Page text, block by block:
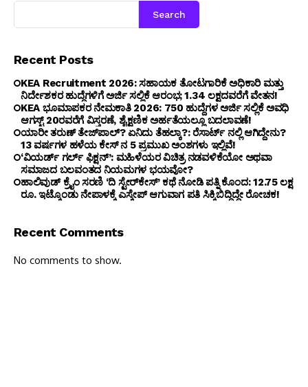
Search
Recent Posts
KEA Recruitment 2026: ಸಹಾಯಕ ತೋಟಗಾರಿಕೆ ಅಧಿಕಾರಿ ಮತ್ತು
ನಿರ್ದೇಶಕರ ಹುದ್ದೆಗಳಿಗೆ ಅರ್ಜಿ ಸಲ್ಲಿಕೆ ಆರಂಭ; ₹1.34 ಲಕ್ಷದವರೆಗೆ ವೇತನ!
KEA ಭೂಮಾಪಕರ ನೇಮಕಾತಿ 2026: 750 ಹುದ್ದೆಗಳ ಅರ್ಜಿ ಸಲ್ಲಿಕೆ ಅವಧಿ
ಆಗಸ್ಟ್ 20ರವರೆಗೆ ವಿಸ್ತರಣೆ, ಶೈಕ್ಷಣಿಕ ಅರ್ಹತೆಯಲ್ಲೂ ಬದಲಾವಣೆ!
ಯಾರೀ ತರುಣ್ ತೇಜ್‌ಪಾಲ್? ಏನಿದು ತೆಹಲ್ಕಾ?: ರೆಸಾರ್ಟ್ ನಲ್ಲಿ ಆಗಿದ್ದೇನು?
13 ವರ್ಷಗಳ ಹಳೆಯ ಕೇಸ್ ನ 5 ಪ್ರಮುಖ ಅಂಶಗಳು ಇಲ್ಲಿವೆ!
‘ವಿಯರ್ಡ್ ಗರ್ಲ್ ಫಿಕ್ಷನ್’: ಮಹಿಳೆಯರ ವಿಚಿತ್ರ ನಡವಳಿಕೆಯೋ ಅಥವಾ
ಸಮಾಜದ ಬಲವಂತದ ನಿಯಮಗಳ ಭಯವೋ?
ಹಾಲಿವುಡ್ ಕ್ರೈಂ ಸರಣಿ ‘ದಿ ಸ್ಟೇರ್‌ಕೇಸ್’ ಕಥೆ ನೋಡಿ ಪತ್ನಿ ಕೊಂದ: 12.75 ಲಕ್ಷ
ರೂ. ಇಟ್ಕೊಂಡು ನೇಪಾಳಕ್ಕೆ ಎಸ್ಕೇಪ್ ಆಗುವಾಗ ಪತಿ ಸಿಕ್ಕಿಬಿದ್ದಿದ್ದೇ ರೋಚಕ!
Recent Comments
No comments to show.